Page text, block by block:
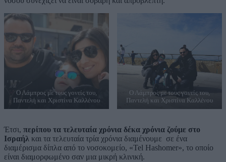
Ο Λάμπρος με τους γονείς του,
Παντελή και Χριστίνα Καλλένου
Ο Λάμπρος με τους γονείς του,
Παντελή και Χριστίνα Καλλένου
Έτσι, περίπου τα τελευταία χρόνια δέκα χρόνια ζούμε στο
Ισραήλ και τα τελευταία τρία χρόνια διαμένουμε σε ένα
διαμέρισμα δίπλα από το νοσοκομείο, «Tel Hashomer», το οποίο
είναι διαμορφωμένο σαν μια μικρή κλινική.